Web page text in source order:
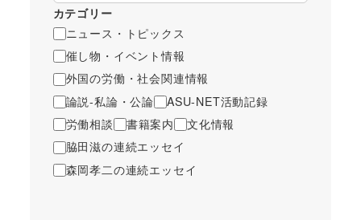
カテゴリー
ニュース・トピックス
催し物・イベント情報
外国の労働・社会関連情報
論説-私論・公論
ASU-NET活動記録
労働相談
書籍案内
文化情報
脇田滋の連続エッセイ
森岡孝二の連続エッセイ